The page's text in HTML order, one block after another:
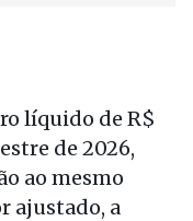
líquido de R$
de 2026,
ao mesmo
ajustado, a